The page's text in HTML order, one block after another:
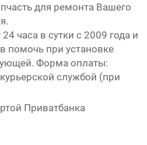
для ремонта Вашего
часа в сутки с 2009 года и
помочь при установке
Форма оплаты:
службой (при
Приватбанка